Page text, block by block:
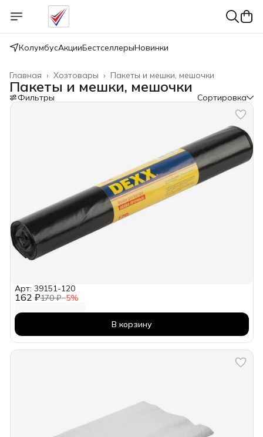
КолумбусАкцииБестселлерыНовинки
Пакеты и мешки, мешочки
Хозтовары ›
Главная ›
Пакеты и мешки, мешочки
Фильтры Сортировка
162 ₽170 ₽−5%
Арт: 39151-120
В корзину